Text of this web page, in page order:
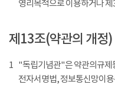
영리목적으로 이용하거나
제13조(약관의 개정)
1 "독립기념관"은 약관의규제
전자서명법, 정보통신망이